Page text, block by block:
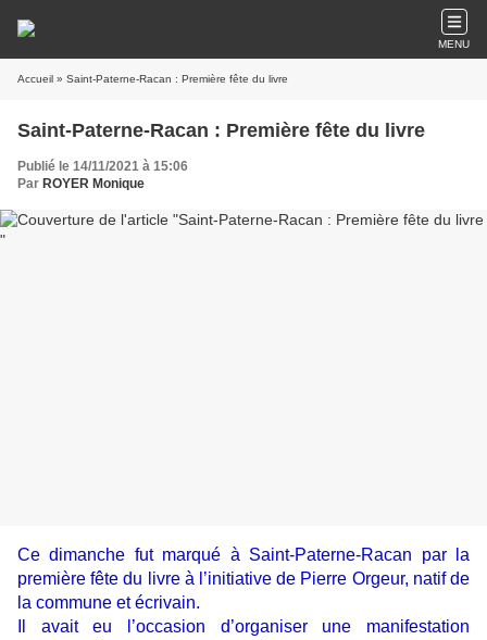
MENU
Accueil » Saint-Paterne-Racan : Première fête du livre
Saint-Paterne-Racan : Première fête du livre
Publié le 14/11/2021 à 15:06
Par ROYER Monique
Ce dimanche fut marqué à Saint-Paterne-Racan par la
première fête du livre à l’initiative de Pierre Orgeur, natif de
la commune et écrivain.
Il avait eu l’occasion d’organiser une manifestation